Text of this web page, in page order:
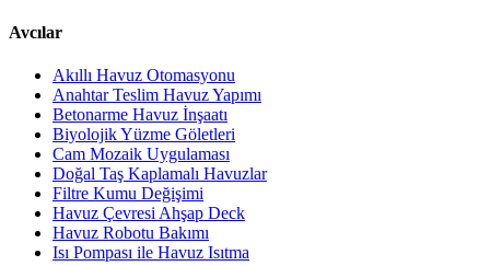
Avcılar
Akıllı Havuz Otomasyonu
Anahtar Teslim Havuz Yapımı
Betonarme Havuz İnşaatı
Biyolojik Yüzme Göletleri
Cam Mozaik Uygulaması
Doğal Taş Kaplamalı Havuzlar
Filtre Kumu Değişimi
Havuz Çevresi Ahşap Deck
Havuz Robotu Bakımı
Isı Pompası ile Havuz Isıtma